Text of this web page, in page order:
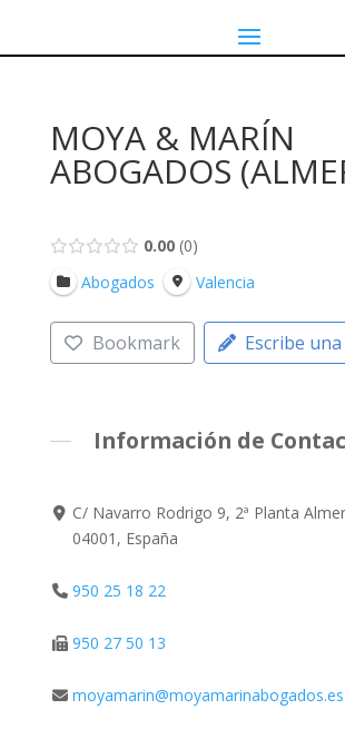
MOYA & MARÍN
ABOGADOS
0.00 0
Abogados
Valencia
Bookmark Escribe
Información de
C/ Navarro Rodrigo 9, 2ª Planta
04001, España
950 25 18 22
950 27 50 13
moyamarin@moyamarinabogados.es